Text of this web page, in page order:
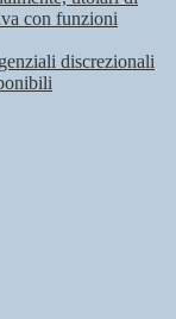
con funzioni
discrezionali